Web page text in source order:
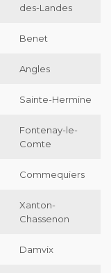
des-Landes
Benet
Angles
Sainte-Hermine
Fontenay-le-
Comte
Commequiers
Xanton-
Chassenon
Damvix